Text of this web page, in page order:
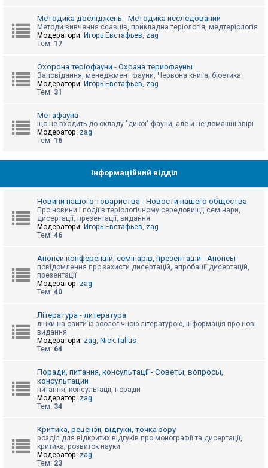
б
е
д
п
о
е
й
А
и
т
П
м
о
г
Методика досліджень - Методика исследований
Методи вивчення ссавців, прикладна теріологія, медтеріологія
Модератори: Игорь Евстафьев, zag
Тем: 17
Охорона теріофауни - Охрана териофауны
Заповідання, менеджмент фауни, Червона книга, біоетика
Модератори: Игорь Евстафьев, zag
Тем: 31
Метафауна
що не входить до складу "дикої" фауни, але й не домашні звірі
Модератор: zag
Тем: 16
Інформаційний відділ
Новини нашого товариства - Новости нашего общества
Про новини і події в теріологічному середовищі, семінари,
дисертації, презентації, видання
Модератори: Игорь Евстафьев, zag
Тем: 46
Анонси конференцій, семінарів, презентацій - Анонсы
повідомлення про захисти дисертацій, апробації дисертацій,
презентації
Модератор: zag
Тем: 40
Література - литература
лінки на сайти із зоологічною літературою, інформація про нові
видання
Модератори: zag, Nick.Tallus
Тем: 64
Поради, питання, консультації - Советы, вопросы,
консультации
питання, консультації, поради
Модератор: zag
Тем: 34
Критика, рецензії, відгуки, точка зору
розділ для відкритих відгуків про монографії та дисертації,
критика, розвиток науки
Модератор: zag
Тем: 23